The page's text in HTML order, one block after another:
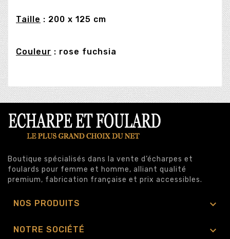
Taille : 200 x 125 cm
Couleur : rose fuchsia
Boutique spécialisés dans la vente d’écharpes et
foulards pour femme et homme, alliant qualité
premium, fabrication française et prix accessibles.
NOS PRODUITS 
NOTRE SOCIÉTÉ 